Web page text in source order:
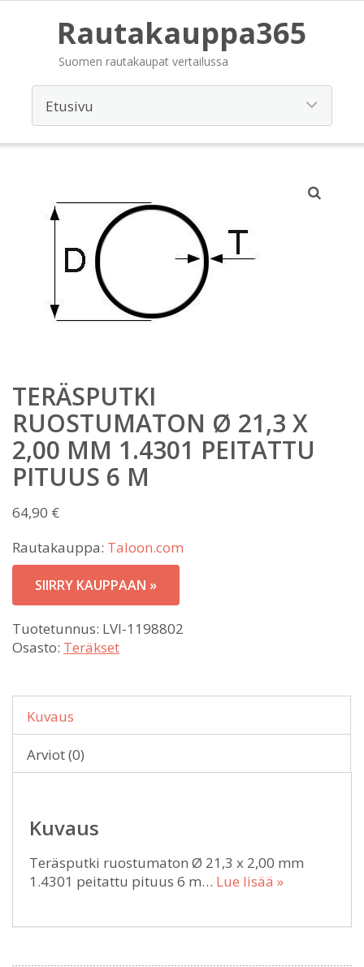
Rautakauppa365
Suomen rautakaupat vertailussa
TERÄSPUTKI
RUOSTUMATON Ø 21,3 X
2,00 MM 1.4301 PEITATTU
PITUUS 6 M
64,90 €
Rautakauppa: Taloon.com
SIIRRY KAUPPAAN »
Tuotetunnus: LVI-1198802
Osasto: Teräkset
Kuvaus
Arviot (0)
Kuvaus
Teräsputki ruostumaton Ø 21,3 x 2,00 mm
1.4301 peitattu pituus 6 m… Lue lisää »